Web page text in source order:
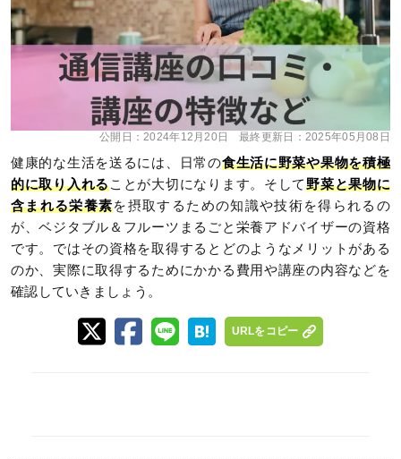
公開日：2024年12月20日 最終更新日： 2025年05月08日
健康的な生活を送るには、日常の食生活に野菜や果物を積極
的に取り入れることが大切になります。そして野菜と果物に
含まれる栄養素を摂取するための知識や技術を得られるの
が、ベジタブル＆フルーツまるごと栄養アドバイザーの資格
です。ではその資格を取得するとどのようなメリットがある
のか、実際に取得するためにかかる費用や講座の内容などを
確認していきましょう。
URLをコピー